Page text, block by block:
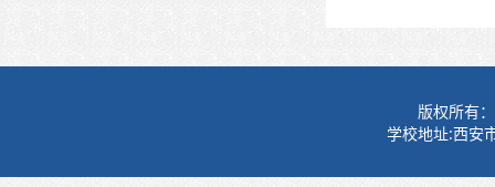
版权所有
学校地址:西安